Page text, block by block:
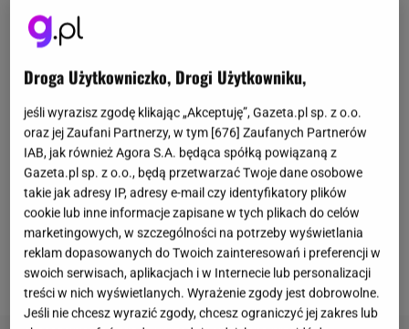
polonezie pochodzą z II poł. XVI w., kiedy to tzw.
"chodzony" wywodzący się z kręgów ludowych,
tak dużą popularność, że stał się istotnym
elementem ceremoniału dworskiego. Co ciekawe —
zgodnie z przekazami pochodzącymi z tamtych
czasów — polonez tańczony był wówczas przez pary
składające się na przemian z dwóch kobiet i dwóch
mężczyzn. Za sprawą panującej w Polsce dynastii
Wettinów, polonez stał się rozpoznawalny także w
Europie Zachodniej.
Droga Użytkowniczko, Drogi Użytkowniku,
jeśli wyrazisz zgodę klikając „Akceptuję”, Gazeta.pl sp. z o.o.
oraz jej Zaufani Partnerzy, w tym [676] Zaufanych Partnerów
IAB, jak również Agora S.A. będąca spółką powiązaną z
Gazeta.pl sp. z o.o., będą przetwarzać Twoje dane osobowe
takie jak adresy IP, adresy e-mail czy identyfikatory plików
cookie lub inne informacje zapisane w tych plikach do celów
marketingowych, w szczególności na potrzeby wyświetlania
reklam dopasowanych do Twoich zainteresowań i preferencji w
swoich serwisach, aplikacjach i w Internecie lub personalizacji
treści w nich wyświetlanych. Wyrażenie zgody jest dobrowolne.
Jeśli nie chcesz wyrazić zgody, chcesz ograniczyć jej zakres lub